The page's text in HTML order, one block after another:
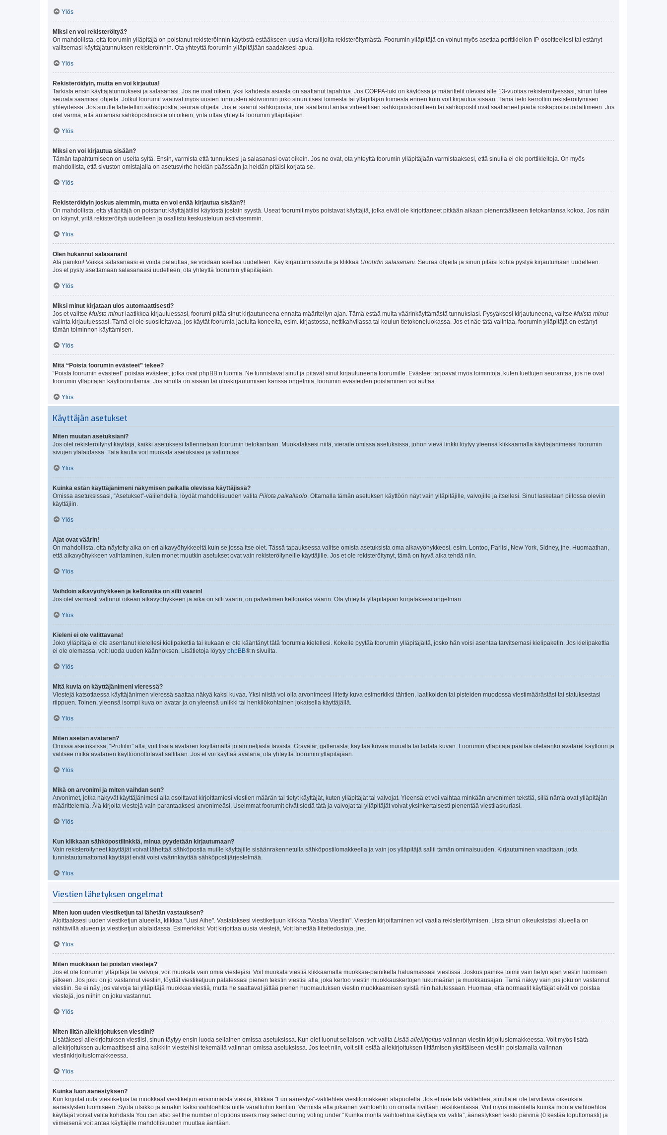
Ylös
Miksi en voi rekisteröityä?
On mahdollista, että foorumin ylläpitäjä on poistanut rekisteröinnin käytöstä estääkseen uusia vierailijoita rekisteröitymästä. Foorumin ylläpitäjä on voinut myös asettaa porttikiellon IP-osoitteellesi tai estänyt
valitsemasi käyttäjätunnuksen rekisteröinnin. Ota yhteyttä foorumin ylläpitäjään saadaksesi apua.
Ylös
Rekisteröidyin, mutta en voi kirjautua!
Tarkista ensin käyttäjätunnuksesi ja salasanasi. Jos ne ovat oikein, yksi kahdesta asiasta on saattanut tapahtua. Jos COPPA-tuki on käytössä ja määrittelit olevasi alle 13-vuotias rekisteröityessäsi, sinun tulee
seurata saamiasi ohjeita. Jotkut foorumit vaativat myös uusien tunnusten aktivoinnin joko sinun itsesi toimesta tai ylläpitäjän toimesta ennen kuin voit kirjautua sisään. Tämä tieto kerrottiin rekisteröitymisen
yhteydessä. Jos sinulle lähetettiin sähköpostia, seuraa ohjeita. Jos et saanut sähköpostia, olet saattanut antaa virheellisen sähköpostiosoitteen tai sähköpostit ovat saattaneet jäädä roskapostisuodattimeen. Jos
olet varma, että antamasi sähköpostiosoite oli oikein, yritä ottaa yhteyttä foorumin ylläpitäjään.
Ylös
Miksi en voi kirjautua sisään?
Tämän tapahtumiseen on useita syitä. Ensin, varmista että tunnuksesi ja salasanasi ovat oikein. Jos ne ovat, ota yhteyttä foorumin ylläpitäjään varmistaaksesi, että sinulla ei ole porttikieltoja. On myös
mahdollista, että sivuston omistajalla on asetusvirhe heidän päässään ja heidän pitäisi korjata se.
Ylös
Rekisteröidyin joskus aiemmin, mutta en voi enää kirjautua sisään?!
On mahdollista, että ylläpitäjä on poistanut käyttäjätilisi käytöstä jostain syystä. Useat foorumit myös poistavat käyttäjiä, jotka eivät ole kirjoittaneet pitkään aikaan pienentääkseen tietokantansa kokoa. Jos näin
on käynyt, yritä rekisteröityä uudelleen ja osallistu keskusteluun aktiivisemmin.
Ylös
Olen hukannut salasanani!
Älä panikoi! Vaikka salasanaasi ei voida palauttaa, se voidaan asettaa uudelleen. Käy kirjautumissivulla ja klikkaa Unohdin salasanani . Seuraa ohjeita ja sinun pitäisi kohta pystyä kirjautumaan uudelleen.
Jos et pysty asettamaan salasanaasi uudelleen, ota yhteyttä foorumin ylläpitäjään.
Ylös
Miksi minut kirjataan ulos automaattisesti?
Jos et valitse Muista minut-laatikkoa kirjautuessasi, foorumi pitää sinut kirjautuneena ennalta määritellyn ajan. Tämä estää muita väärinkäyttämästä tunnuksiasi. Pysyäksesi kirjautuneena, valitse Muista minut-
valinta kirjautuessasi. Tämä ei ole suositeltavaa, jos käytät foorumia jaetulta koneelta, esim. kirjastossa, nettikahvilassa tai koulun tietokoneluokassa. Jos et näe tätä valintaa, foorumin ylläpitäjä on estänyt
tämän toiminnon käyttämisen.
Ylös
Mitä “Poista foorumin evästeet” tekee?
“Poista foorumin evästeet” poistaa evästeet, jotka ovat phpBB:n luomia. Ne tunnistavat sinut ja pitävät sinut kirjautuneena foorumille. Evästeet tarjoavat myös toimintoja, kuten luettujen seurantaa, jos ne ovat
foorumin ylläpitäjän käyttöönottamia. Jos sinulla on sisään tai uloskirjautumisen kanssa ongelmia, foorumin evästeiden poistaminen voi auttaa.
Ylös
Käyttäjän asetukset
Miten muutan asetuksiani?
Jos olet rekisteröitynyt käyttäjä, kaikki asetuksesi tallennetaan foorumin tietokantaan. Muokataksesi niitä, vieraile omissa asetuksissa, johon vievä linkki löytyy yleensä klikkaamalla käyttäjänimeäsi foorumin
sivujen ylälaidassa. Tätä kautta voit muokata asetuksiasi ja valintojasi.
Ylös
Kuinka estän käyttäjänimeni näkymisen paikalla olevissa käyttäjissä?
Omissa asetuksissasi, “Asetukset”-välilehdellä, löydät mahdollisuuden valita Piilota paikallaolo . Ottamalla tämän asetuksen käyttöön näyt vain ylläpitäjille, valvojille ja itsellesi. Sinut lasketaan piilossa oleviin
käyttäjiin.
Ylös
Ajat ovat väärin!
On mahdollista, että näytetty aika on eri aikavyöhykkeeltä kuin se jossa itse olet. Tässä tapauksessa valitse omista asetuksista oma aikavyöhykkeesi, esim. Lontoo, Pariisi, New York, Sidney, jne. Huomaathan,
että aikavyöhykkeen vaihtaminen, kuten monet muutkin asetukset ovat vain rekisteröityneille käyttäjille. Jos et ole rekisteröitynyt, tämä on hyvä aika tehdä niin.
Ylös
Vaihdoin aikavyöhykkeen ja kellonaika on silti väärin!
Jos olet varmasti valinnut oikean aikavyöhykkeen ja aika on silti väärin, on palvelimen kellonaika väärin. Ota yhteyttä ylläpitäjään korjataksesi ongelman.
Ylös
Kieleni ei ole valittavana!
Joko ylläpitäjä ei ole asentanut kielellesi kielipakettia tai kukaan ei ole kääntänyt tätä foorumia kielellesi. Kokeile pyytää foorumin ylläpitäjältä, josko hän voisi asentaa tarvitsemasi kielipaketin. Jos kielipakettia
ei ole olemassa, voit luoda uuden käännöksen. Lisätietoja löytyy phpBB®:n sivuilta.
Ylös
Mitä kuvia on käyttäjänimeni vieressä?
Viestejä katsottaessa käyttäjänimen vieressä saattaa näkyä kaksi kuvaa. Yksi niistä voi olla arvonimeesi liitetty kuva esimerkiksi tähtien, laatikoiden tai pisteiden muodossa viestimäärästäsi tai statuksestasi
riippuen. Toinen, yleensä isompi kuva on avatar ja on yleensä uniikki tai henkilökohtainen jokaisella käyttäjällä.
Ylös
Miten asetan avataren?
Omissa asetuksissa, “Profiilin” alla, voit lisätä avataren käyttämällä jotain neljästä tavasta: Gravatar, galleriasta, käyttää kuvaa muualta tai ladata kuvan. Foorumin ylläpitäjä päättää otetaanko avataret käyttöön ja
valitsee mitkä avatarien käyttöönottotavat sallitaan. Jos et voi käyttää avataria, ota yhteyttä foorumin ylläpitäjään.
Ylös
Mikä on arvonimi ja miten vaihdan sen?
Arvonimet, jotka näkyvät käyttäjänimesi alla osoittavat kirjoittamiesi viestien määrän tai tietyt käyttäjät, kuten ylläpitäjät tai valvojat. Yleensä et voi vaihtaa minkään arvonimen tekstiä, sillä nämä ovat ylläpitäjän
määrittelemiä. Älä kirjoita viestejä vain parantaaksesi arvonimeäsi. Useimmat foorumit eivät siedä tätä ja valvojat tai ylläpitäjät voivat yksinkertaisesti pienentää viestilaskuriasi.
Ylös
Kun klikkaan sähköpostilinkkiä, minua pyydetään kirjautumaan?
Vain rekisteröityneet käyttäjät voivat lähettää sähköpostia muille käyttäjille sisäänrakennetulla sähköpostilomakkeella ja vain jos ylläpitäjä sallii tämän ominaisuuden. Kirjautuminen vaaditaan, jotta
tunnistautumattomat käyttäjät eivät voisi väärinkäyttää sähköpostijärjestelmää.
Ylös
Viestien lähetyksen ongelmat
Miten luon uuden viestiketjun tai lähetän vastauksen?
Aloittaaksesi uuden viestiketjun alueella, klikkaa "Uusi Aihe". Vastataksesi viestiketjuun klikkaa "Vastaa Viestiin". Viestien kirjoittaminen voi vaatia rekisteröitymisen. Lista sinun oikeuksistasi alueella on
nähtävillä alueen ja viestiketjun alalaidassa. Esimerkiksi: Voit kirjoittaa uusia viestejä, Voit lähettää liitetiedostoja, jne.
Ylös
Miten muokkaan tai poistan viestejä?
Jos et ole foorumin ylläpitäjä tai valvoja, voit muokata vain omia viestejäsi. Voit muokata viestiä klikkaamalla muokkaa-painiketta haluamassasi viestissä. Joskus painike toimii vain tietyn ajan viestin luomisen
jälkeen. Jos joku on jo vastannut viestiin, löydät viestiketjuun palatessasi pienen tekstin viestisi alla, joka kertoo viestin muokkauskertojen lukumäärän ja muokkausajan. Tämä näkyy vain jos joku on vastannut
viestiin. Se ei näy, jos valvoja tai ylläpitäjä muokkaa viestiä, mutta he saattavat jättää pienen huomautuksen viestin muokkaamisen syistä niin halutessaan. Huomaa, että normaalit käyttäjät eivät voi poistaa
viestejä, jos niihin on joku vastannut.
Ylös
Miten liitän allekirjoituksen viestiini?
Lisätäksesi allekirjoituksen viestiisi, sinun täytyy ensin luoda sellainen omissa asetuksissa. Kun olet luonut sellaisen, voit valita Lisää allekirjoitus-valinnan viestin kirjoituslomakkeessa. Voit myös lisätä
allekirjoituksen automaattisesti aina kaikkiin viesteihisi tekemällä valinnan omissa asetuksissa. Jos teet niin, voit silti estää allekirjoituksen liittämisen yksittäiseen viestiin poistamalla valinnan
viestinkirjoituslomakkeessa.
Ylös
Kuinka luon äänestyksen?
Kun kirjoitat uuta viestiketjua tai muokkaat viestiketjun ensimmäistä viestiä, klikkaa "Luo äänestys"-välilehteä viestilomakkeen alapuolella. Jos et näe tätä välilehteä, sinulla ei ole tarvittavia oikeuksia
äänestysten luomiseen. Syötä otsikko ja ainakin kaksi vaihtoehtoa niille varattuihin kenttiin. Varmista että jokainen vaihtoehto on omalla rivillään tekstikentässä. Voit myös määritellä kuinka monta vaihtoehtoa
käyttäjät voivat valita kohdasta You can also set the number of options users may select during voting under “Kuinka monta vaihtoehtoa käyttäjä voi valita”, äänestyksen kesto päivinä (0 kestää loputtomasti) ja
viimeisenä voit antaa käyttäjille mahdollisuuden muuttaa ääntään.